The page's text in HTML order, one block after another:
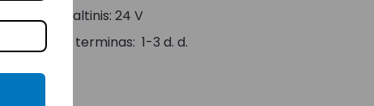
Maitinimo šaltinis: 24 V
Pristatymo terminas: 1-3 d. d.